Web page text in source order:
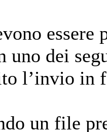
essere
dei
l’invio in
un file